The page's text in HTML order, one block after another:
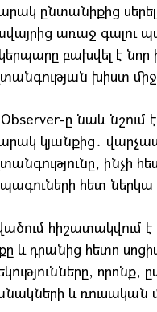
ընտանիքից
առաջ գալու
բախվել է
խիստ
ը նաև
կյանքից․
ինչի
հետ ներկա
հիշատակվում
և դրանից հետո
և ռուսական